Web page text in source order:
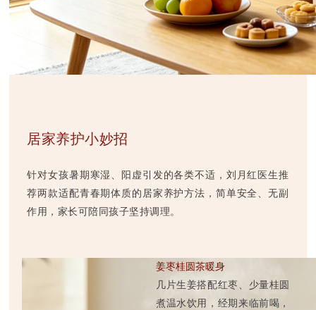
居家养护小妙招
针对女孩暑期寒湿、阳虚引发的各类不适，刘月红医生推
荐两款适配青春期体质的居家养护方法，简单安全、无副
作用，家长可陪同孩子坚持调理。
姜枣桂圆茶暖身
几片生姜搭配红枣、少量桂圆
煮温水饮用，经期来临前喝，